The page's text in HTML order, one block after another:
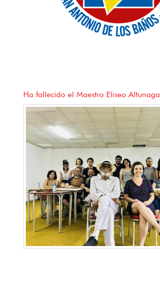
Ha fallecido el Maestro Eliseo Altunaga